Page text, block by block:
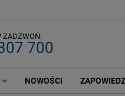
ZADZWOŃ:
700
NOWOŚCI